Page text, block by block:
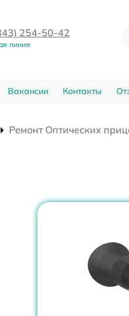
254-50-42
линия
Вакансии Контакты
Ремонт Оптических